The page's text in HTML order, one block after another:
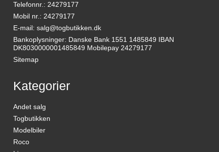
Telefonnr. : 24279177
Mobil nr. : 24279177
E-mail: salg@togbutikken.dk
Bankoplysninger: Danske Bank 1551 1485849 IBAN
DK8030000001485849 Mobilepay 24279177
Sitemap
Kategorier
Andet salg
Togbutikken
Modelbiler
Roco